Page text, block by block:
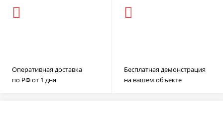
Оперативная доставка
по РФ от 1 дня
Бесплатная демонстрация
на вашем объекте